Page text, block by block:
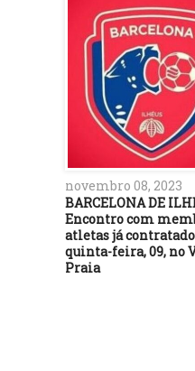
novembro 08, 2023
BARCELONA DE
Encontro com
atletas já
quinta-feira, 09, no
Praia